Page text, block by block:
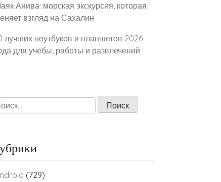
Анива: морская экскурсия, которая
взгляд на Сахалин
лучших ноутбуков и планшетов 2026
для учёбы, работы и развлечений
(729)